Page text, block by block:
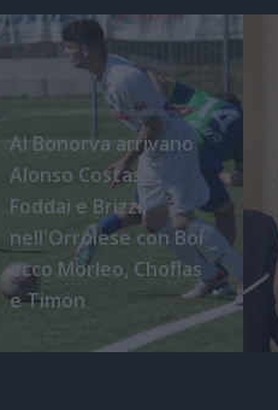
Al Bonorva arrivano
Alonso Costas,
Foddai e Brizzi,
nell'Orrolese con Boi
ecco Morleo, Choflas
e Timon